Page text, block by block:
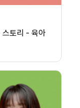
스토리 - 육아